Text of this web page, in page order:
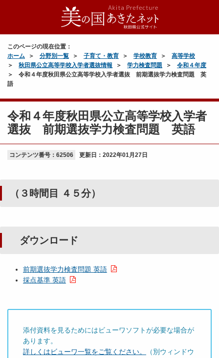
このページの現在位置：
ホーム
分野別一覧 子育て・教育 学校教育
高等学校
秋田県公立高等学校入学者選抜情報
学力検査問題
令和４年度
令和４年度秋田県公立高等学校入学者選抜 前期選抜学力検査問題 英
語
令和４年度秋田県公立高等学校入学者
選抜 前期選抜学力検査問題 英語
コンテンツ番号：62506 更新日： 2022年01月27日
（３時間目 ４５分）
ダウンロード
前期選抜学力検査問題 英語
採点基準 英語
添付資料を見るためにはビューワソフトが必要な場合が
あります。
詳しくはビューワ一覧をご覧ください。
（別ウィンドウ